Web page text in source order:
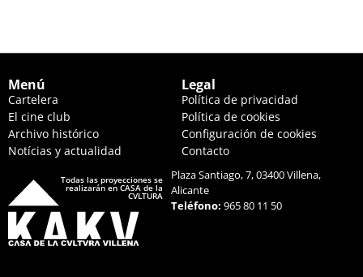
Menú
Cartelera
El cine club
Archivo histórico
Notícias y actualidad
Legal
Política de privacidad
Política de cookies
Configuración de cookies
Contacto
Todas las proyecciones se
realizarán en CASA de la
CVLTURA
Plaza Santiago, 7, 03400 Villena,
Alicante
Teléfono:965 80 11 50